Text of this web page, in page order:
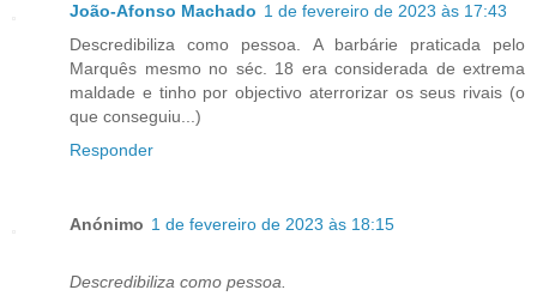
João-Afonso Machado 1 de fevereiro de 2023 às 17:43
Descredibiliza como pessoa. A barbárie praticada pelo
Marquês mesmo no séc. 18 era considerada de extrema
maldade e tinho por objectivo aterrorizar os seus rivais (o
que conseguiu...)
Responder
Anónimo 1 de fevereiro de 2023 às 18:15
Descredibiliza como pessoa.